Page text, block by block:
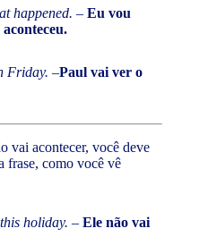
happened. – Eu vou
Friday. –Paul vai ver o
vai acontecer, você deve
frase, como você vê
holiday. – Ele não vai